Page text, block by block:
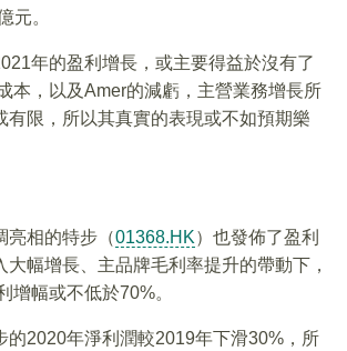
元。
年的盈利增長，或主要得益於沒有了
本，以及Amer的減虧，主營業務增長所
有限，所以其真實的表現或不如預期樂
亮相的特步（01368.HK）也發佈了盈利
大幅增長、主品牌毛利率提升的帶動下，
增幅或不低於70%。
的2020年淨利潤較2019年下滑30%，所